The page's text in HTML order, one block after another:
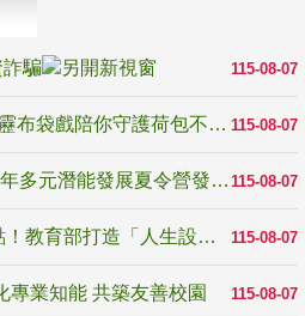
115-08-07
詐騙
115-08-07
反詐騙宣導_防詐有道，霹靂布袋戲陪你守護荷包不受騙
115-08-07
跨越限制，探索潛能！115年多元潛能發展夏令營發掘生命無限可能
115-08-07
高齡不是終點而是夢想起點！教育部打造「人生設計夢工場」 參展第3屆高齡健康產業博覽會
115-08-07
專業知能 共築友善校園